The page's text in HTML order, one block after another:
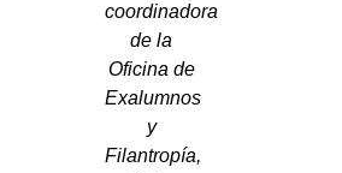
coordinadora
de la
Oficina de
Exalumnos
y
Filantropía,